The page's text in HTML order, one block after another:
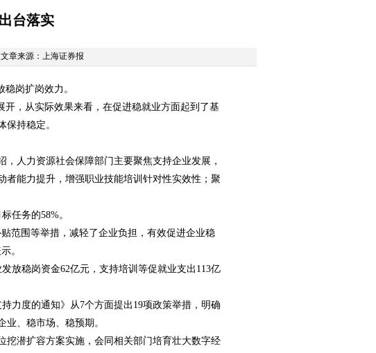
台落实
文章来源： 上海证券报
岗扩岗效力。
，从实际效果来看，在促进稳就业方面起到了基
持稳定。
人力资源社会保障部门主要聚焦支持企业发展，
能力提升，增强职业技能培训针对性实效性；聚
任务的58%。
范围等举措，减轻了企业负担，有效促进企业稳
。
放稳岗资金62亿元，支持培训等促就业支出113亿
力度的通知》从7个方面提出19项政策举措，明确
、稳市场、稳预期。
挖潜扩容方案实施，会同相关部门培育壮大数字经